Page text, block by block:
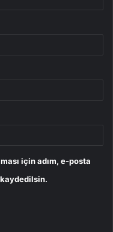
için adım, e-posta